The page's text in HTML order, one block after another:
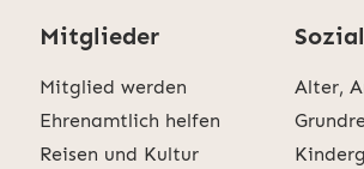
Mitglieder
Mitglied werden
Ehrenamtlich helfen
Reisen und Kultur
Alter,